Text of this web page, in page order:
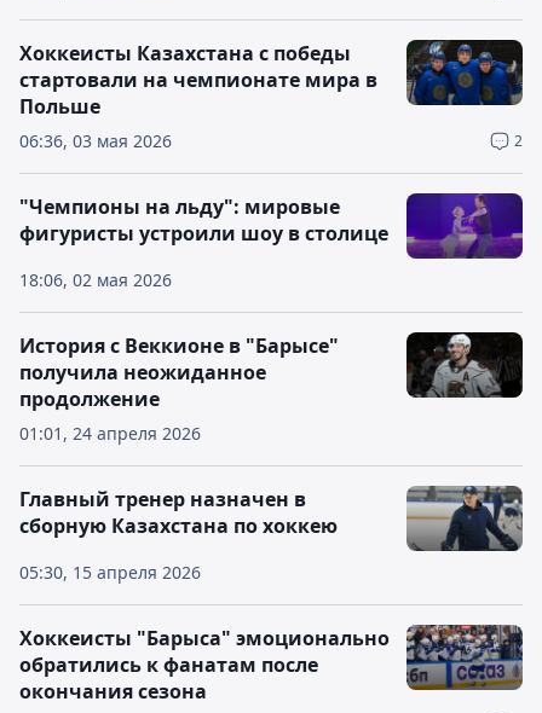
06:36, 03 мая 2026 2
Хоккеисты Казахстана с победы
стартовали на чемпионате мира в
Польше
18:06, 02 мая 2026
"Чемпионы на льду": мировые
фигуристы устроили шоу в столице
01:01, 24 апреля 2026
История с Веккионе в "Барысе"
получила неожиданное
продолжение
05:30, 15 апреля 2026
Главный тренер назначен в
сборную Казахстана по хоккею
Хоккеисты "Барыса" эмоционально
обратились к фанатам после
окончания сезона